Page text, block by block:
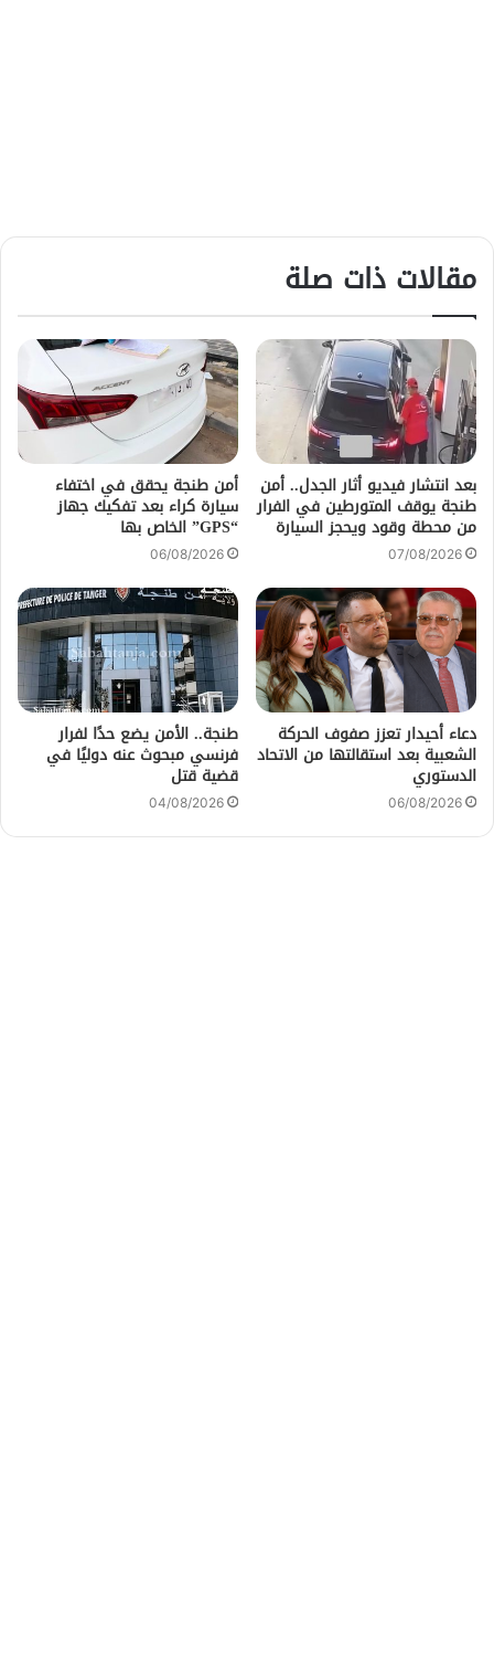
مقالات ذات صلة
بعد انتشار فيديو أثار الجدل.. أمن
طنجة يوقف المتورطين في الفرار
من محطة وقود ويحجز السيارة
07/08/2026
أمن طنجة يحقق في اختفاء
سيارة كراء بعد تفكيك جهاز
“GPS” الخاص بها
06/08/2026
دعاء أحيدار تعزز صفوف الحركة
الشعبية بعد استقالتها من الاتحاد
الدستوري
06/08/2026
طنجة.. الأمن يضع حدًا لفرار
فرنسي مبحوث عنه دوليًا في
قضية قتل
04/08/2026